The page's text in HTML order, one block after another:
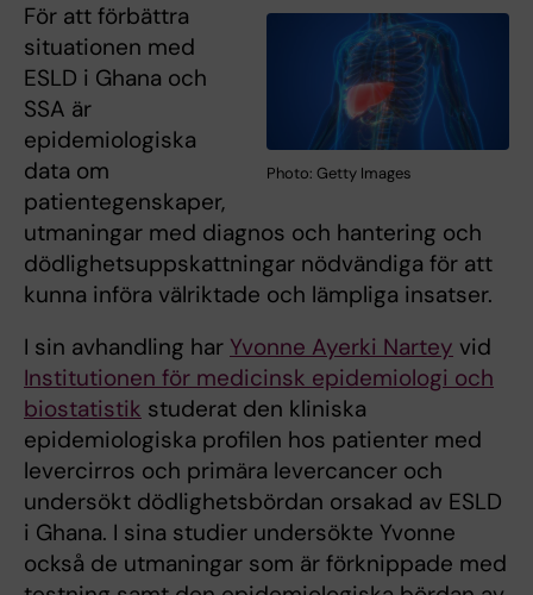
Photo: Getty Images
För att förbättra
situationen med
ESLD i Ghana och
SSA är
epidemiologiska
data om
patientegenskaper,
utmaningar med diagnos och hantering och
dödlighetsuppskattningar nödvändiga för att
kunna införa välriktade och lämpliga insatser.
I sin avhandling har Yvonne Ayerki Nartey vid
Institutionen för medicinsk epidemiologi och
biostatistik studerat den kliniska
epidemiologiska profilen hos patienter med
levercirros och primära levercancer och
undersökt dödlighetsbördan orsakad av ESLD
i Ghana. I sina studier undersökte Yvonne
också de utmaningar som är förknippade med